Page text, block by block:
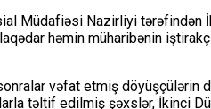
Müdafiəsi Nazirliyi tərəfindən
həmin müharibənin
vəfat etmiş döyüşçülərin
təltif edilmiş şəxslər, İkinci